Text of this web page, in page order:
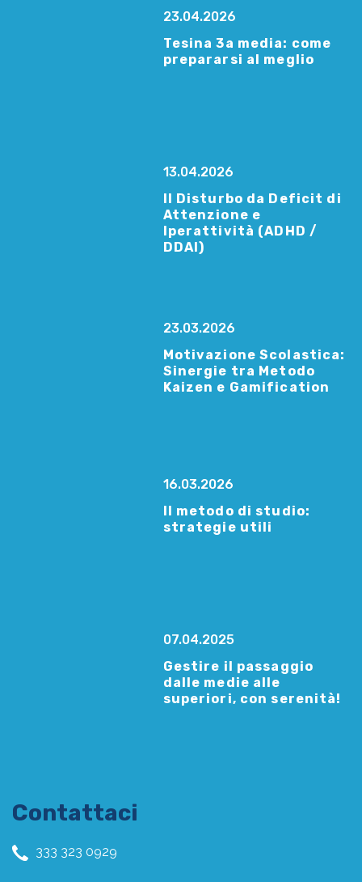
23.04.2026
Tesina 3a media: come
prepararsi al meglio
13.04.2026
Il Disturbo da Deficit di
Attenzione e
Iperattività (ADHD /
DDAI)
23.03.2026
Motivazione Scolastica:
Sinergie tra Metodo
Kaizen e Gamification
16.03.2026
Il metodo di studio:
strategie utili
07.04.2025
Gestire il passaggio
dalle medie alle
superiori, con serenità!
Contattaci
333 323 0929